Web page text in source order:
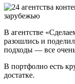
В агентстве
разошлись и
подходы — все
В портфолио есть
достатке.